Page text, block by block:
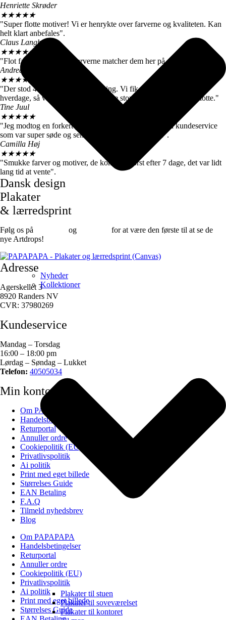
Nyheder
Kollektioner
Plakater til stuen
Plakater til soveværelset
Plakater til kontoret
Henriette Skrøder
★★★★★
"Super flotte motiver! Vi er henrykte over farverne og kvaliteten. Kan
helt klart anbefales".
Claus Langballe
★★★★★
"Flot farvegengivelse. Farverne matcher dem her på siden".
Andreas W. Nielsen
★★★★
"Der stod 4-6 hverdage ved levering. Vi fik motiverne efter 3
hverdage, så vi er meget tilfredse. De store billeder er virkelig flotte."
Tine Juul
★★★★★
"Jeg modtog en forkert plakat. Men fik hurtigt talt med kundeservice
som var super søde og sendte mig straks den rigtige".
Camilla Høj
★★★★★
"Smukke farver og motiver, de kom dog først efter 7 dage, det var lidt
lang tid at vente".
Dansk design
Plakater
& lærredsprint
Følg os på og
for at være den første til at se de
nye Artdrops!
Adresse
Agerskellet 3
8920 Randers NV
CVR: 37980269
Kundeservice
Mandag – Torsdag
16:00 – 18:00 pm
Lørdag – Søndag – Lukket
Telefon: 40505034
Min konto
Om PAPAPAPA
Handelsbetingelser
Returportal
Annuller ordre
Cookiepolitik (EU)
Privatlivspolitik
Ai politik
Print med eget billede
Størrelses Guide
EAN Betaling
F.A.Q
Tilmeld nyhedsbrev
Blog
Om PAPAPAPA
Handelsbetingelser
Returportal
Annuller ordre
Cookiepolitik (EU)
Privatlivspolitik
Ai politik
Print med eget billede
Størrelses Guide